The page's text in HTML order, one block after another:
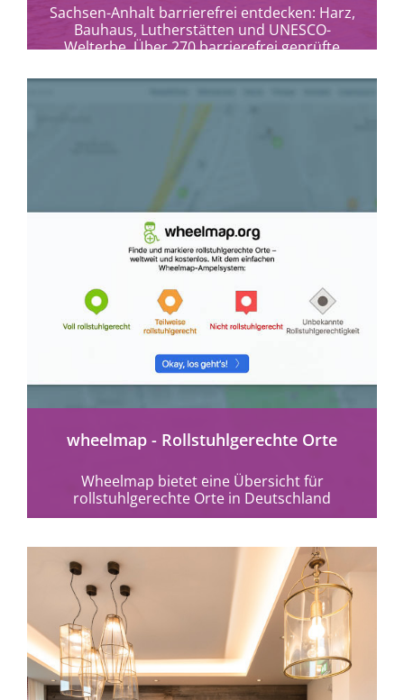
Sachsen-Anhalt barrierefrei entdecken: Harz,
Bauhaus, Lutherstätten und UNESCO-
Welterbe. Über 270 barrierefrei geprüfte
mehr erfahren
wheelmap - Rollstuhlgerechte Orte
Wheelmap bietet eine Übersicht für
rollstuhlgerechte Orte in Deutschland